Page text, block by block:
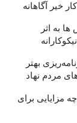
خیر آگاهانه
به اثر
بهتر
مردم نهاد
مزایایی برای